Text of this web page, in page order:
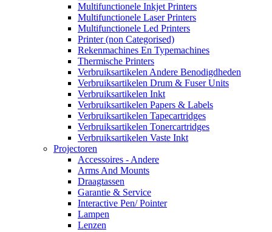
Multifunctionele Inkjet Printers
Multifunctionele Laser Printers
Multifunctionele Led Printers
Printer (non Categorised)
Rekenmachines En Typemachines
Thermische Printers
Verbruiksartikelen Andere Benodigdheden
Verbruiksartikelen Drum & Fuser Units
Verbruiksartikelen Inkt
Verbruiksartikelen Papers & Labels
Verbruiksartikelen Tapecartridges
Verbruiksartikelen Tonercartridges
Verbruiksartikelen Vaste Inkt
Projectoren
Accessoires - Andere
Arms And Mounts
Draagtassen
Garantie & Service
Interactive Pen/ Pointer
Lampen
Lenzen